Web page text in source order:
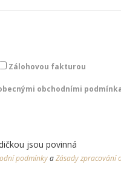
Zálohovou fakturou
obchodními
jsou povinná
podmínkyaZásady zpracování